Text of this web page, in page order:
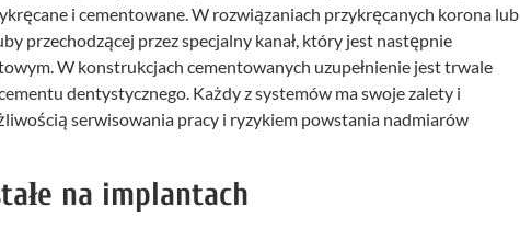
i cementowane. W rozwiązaniach przykręcanych korona lub
przechodzącej przez specjalny kanał, który jest następnie
W konstrukcjach cementowanych uzupełnienie jest trwale
dentystycznego. Każdy z systemów ma swoje zalety i
serwisowania pracy i ryzykiem powstania nadmiarów
na implantach